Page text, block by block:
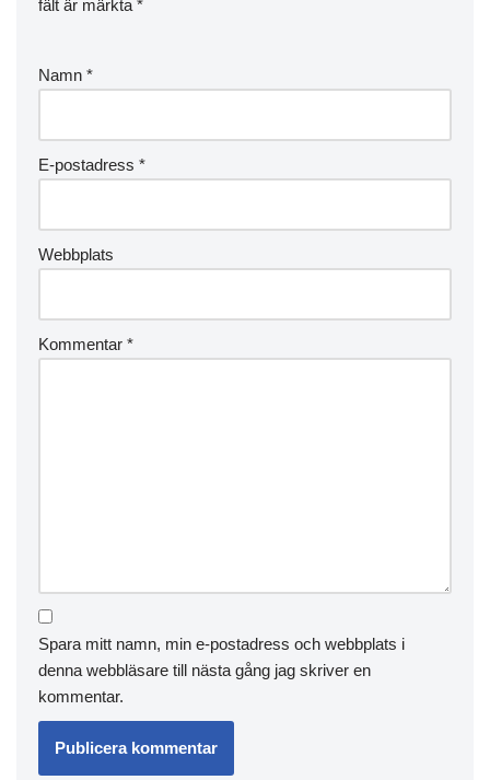
fält är märkta *
Namn *
E-postadress *
Webbplats
Kommentar *
Spara mitt namn, min e-postadress och webbplats i
denna webbläsare till nästa gång jag skriver en
kommentar.